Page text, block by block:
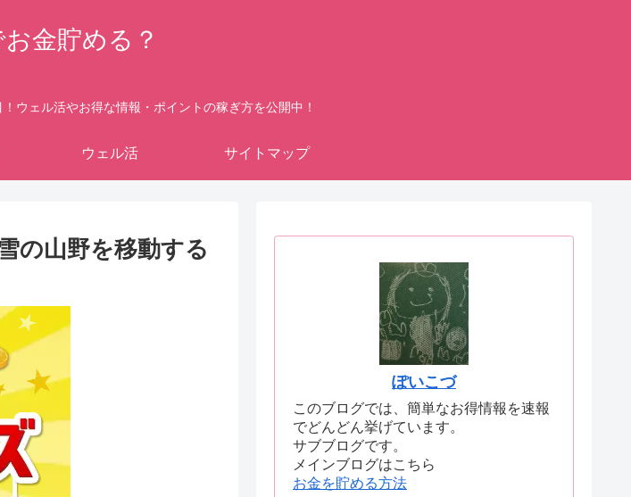
金貯める？
ウェル活やお得な情報・ポイントの稼ぎ方を公開中！
ウェル活 サイトマップ
の山野を移動する
ぽいこづ
このブログでは、簡単なお得情報を速報
でどんどん挙げています。
サブブログです。
メインブログはこちら
お金を貯める方法